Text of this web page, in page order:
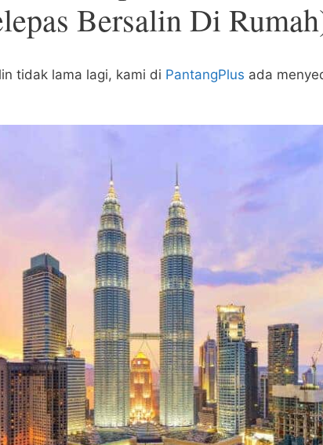
Bersalin Di
tidak lama lagi, kami di PantangPlus ada